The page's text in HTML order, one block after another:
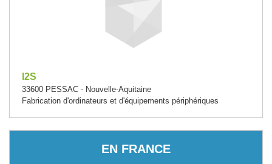
I2S
33600 PESSAC - Nouvelle-Aquitaine
Fabrication d'ordinateurs et d'équipements périphériques
EN FRANCE